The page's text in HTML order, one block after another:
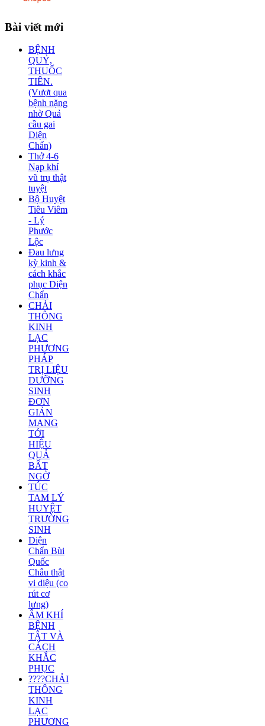
Bài viết mới
BỆNH
QUỶ,
THUỐC
TIÊN.
(Vượt qua
bệnh nặng
nhờ Quả
cầu gai
Diện
Chẩn)
Thở 4-6
Nạp khí
vũ trụ thật
tuyệt
Bộ Huyệt
Tiêu Viêm
- Lý
Phước
Lộc
Đau lưng
kỳ kinh &
cách khắc
phục Diện
Chẩn
CHẢI
THÔNG
KINH
LẠC
PHƯƠNG
PHÁP
TRỊ LIỆU
DƯỠNG
SINH
ĐƠN
GIẢN
MANG
TỚI
HIỆU
QUẢ
BẤT
NGỜ
TÚC
TAM LÝ
HUYỆT
TRƯỜNG
SINH
Diện
Chẩn Bùi
Quốc
Châu thật
vi diệu (co
rút cơ
lưng)
ÂM KHÍ
BỆNH
TẬT VÀ
CÁCH
KHẮC
PHỤC
????CHẢI
THÔNG
KINH
LẠC
PHƯƠNG